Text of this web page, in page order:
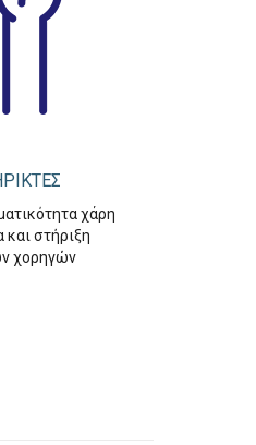
χάρη
και στήριξη
χορηγών